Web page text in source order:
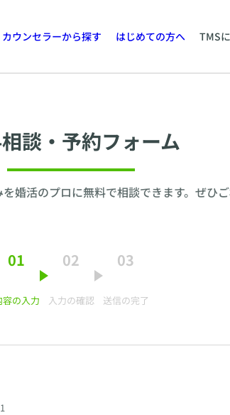
カウンセラーから探す はじめての方へ TMS
談・予約フォーム
婚活のプロに無料で相談できます。ぜひ
01
容の入力
02
入力の確認
03
送信の完了